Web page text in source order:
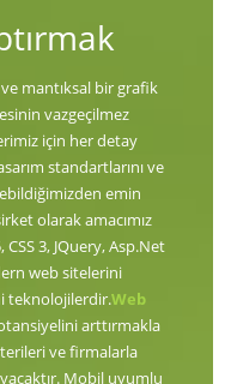
mantıksal bir grafik
vazgeçilmez
için her detay
standartlarını ve
emin
olarak amacımız
3, JQuery, Asp.Net
web sitelerini
teknolojilerdir.Web
arttırmakla
ve firmalarla
Mobil uyumlu